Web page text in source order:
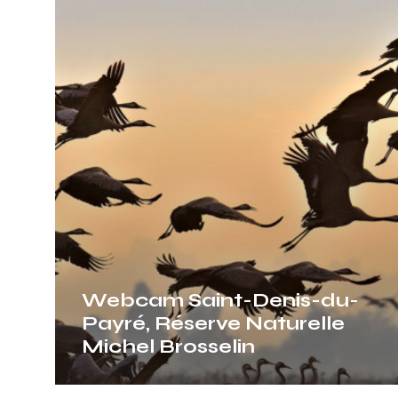
du-
Payré,
Réserve
Naturelle
Michel
Brosselin
Webcam Saint-Denis-du-
Payré, Réserve Naturelle
Michel Brosselin